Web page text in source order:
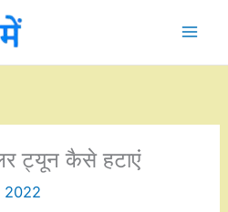
ट्यून कैसे हटाएं
2022